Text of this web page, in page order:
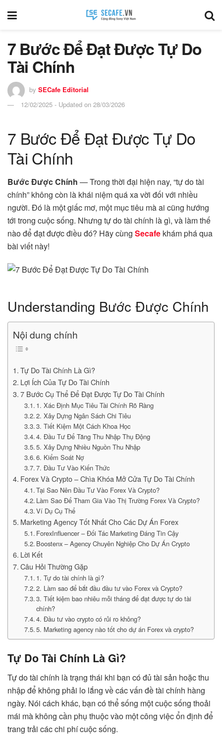
7 Bước Để Đạt Được Tự Do
Tài Chính
by SECafe Editorial
12/02/2025 - Updated on 28/03/2026
7 Bước Để Đạt Được Tự Do
Tài Chính
Bước Được Chính — Trong thời đại hiện nay, “tự do tài
chính” không còn là khái niệm quá xa vời đối với nhiều
người. Đó là một giấc mơ, một mục tiêu mà ai cũng hướng
tới trong cuộc sống. Nhưng tự do tài chính là gì, và làm thế
nào để đạt được điều đó? Hãy cùng Secafe khám phá qua
bài viết này!
Understanding Bước Được Chính
Nội dung chính
Tự Do Tài Chính Là Gì?
Lợi Ích Của Tự Do Tài Chính
7 Bước Cụ Thể Để Đạt Được Tự Do Tài Chính
1. Xác Định Mục Tiêu Tài Chính Rõ Ràng
2. Xây Dựng Ngân Sách Chi Tiêu
3. Tiết Kiệm Một Cách Khoa Học
4. Đầu Tư Để Tăng Thu Nhập Thụ Động
5. Xây Dựng Nhiều Nguồn Thu Nhập
6. Kiểm Soát Nợ
7. Đầu Tư Vào Kiến Thức
Forex Và Crypto – Chìa Khóa Mở Cửa Tự Do Tài Chính
Tại Sao Nên Đầu Tư Vào Forex Và Crypto?
Làm Sao Để Tham Gia Vào Thị Trường Forex Và Crypto?
Ví Dụ Cụ Thể
Marketing Agency Tốt Nhất Cho Các Dự Án Forex
ForexInfluencer – Đối Tác Marketing Đáng Tin Cậy
Boostenx – Agency Chuyên Nghiệp Cho Dự Án Crypto
Lời Kết
Câu Hỏi Thường Gặp
1. Tự do tài chính là gì?
2. Làm sao để bắt đầu đầu tư vào Forex và Crypto?
3. Tiết kiệm bao nhiêu mỗi tháng để đạt được tự do tài
chính?
4. Đầu tư vào crypto có rủi ro không?
5. Marketing agency nào tốt cho dự án Forex và crypto?
Tự Do Tài Chính Là Gì?
Tự do tài chính là trạng thái khi bạn có đủ tài sản hoặc thu
nhập để không phải lo lắng về các vấn đề tài chính hàng
ngày. Nói cách khác, bạn có thể sống một cuộc sống thoải
mái mà không cần phụ thuộc vào một công việc ổn định để
trang trải các chi phí cuộc sống.